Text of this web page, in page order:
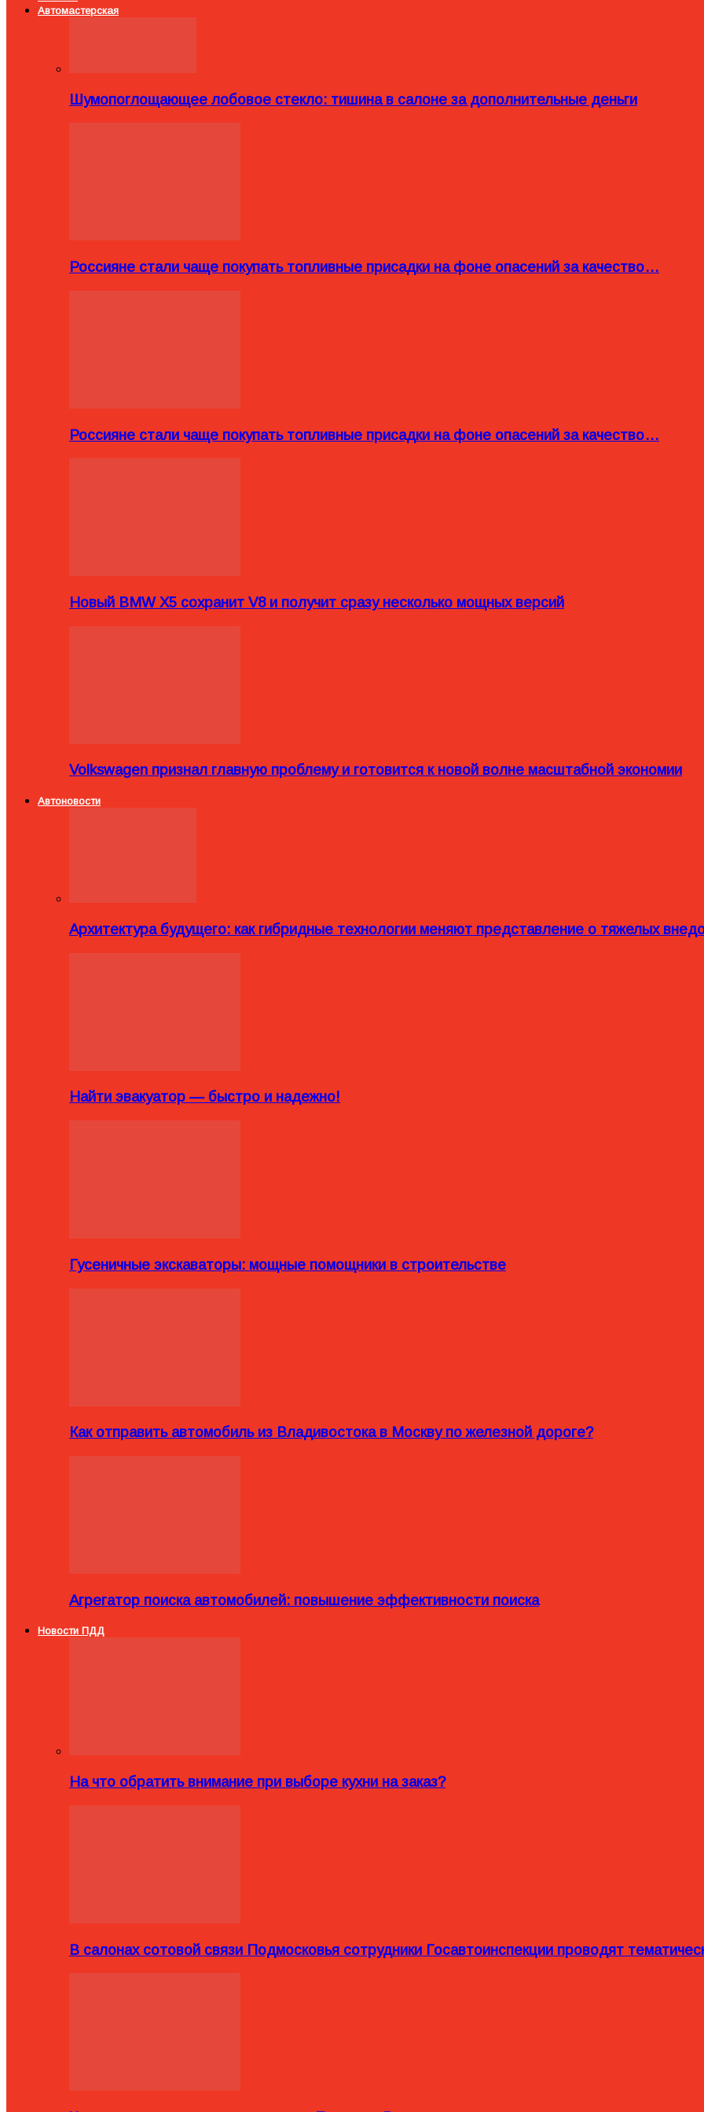
Автомастерская
Шумопоглощающее лобовое стекло: тишина в салоне за дополнительные деньги
Россияне стали чаще покупать топливные присадки на фоне опасений за качество…
Россияне стали чаще покупать топливные присадки на фоне опасений за качество…
Новый BMW X5 сохранит V8 и получит сразу несколько мощных версий
Volkswagen признал главную проблему и готовится к новой волне масштабной экономии
Автоновости
Архитектура будущего: как гибридные технологии меняют представление о тяжелых
Найти эвакуатор — быстро и надежно!
Гусеничные экскаваторы: мощные помощники в строительстве
Как отправить автомобиль из Владивостока в Москву по железной дороге?
Агрегатор поиска автомобилей: повышение эффективности поиска
Новости ПДД
На что обратить внимание при выборе кухни на заказ?
В салонах сотовой связи Подмосковья сотрудники Госавтоинспекции проводят